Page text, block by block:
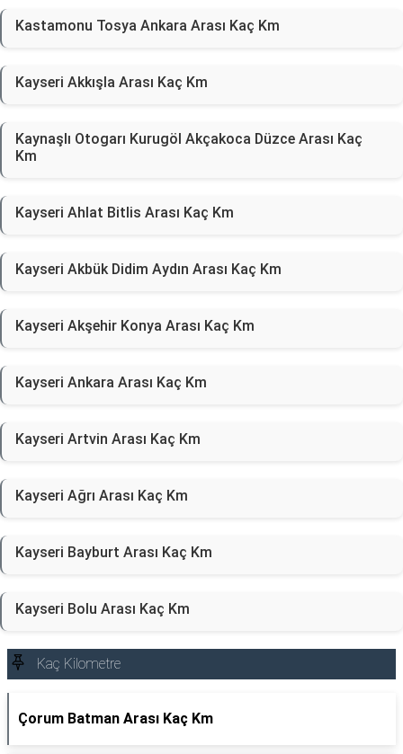
Kastamonu Tosya Ankara Arası Kaç Km
Kayseri Akkışla Arası Kaç Km
Kaynaşlı Otogarı Kurugöl Akçakoca Düzce Arası Kaç
Km
Kayseri Ahlat Bitlis Arası Kaç Km
Kayseri Akbük Didim Aydın Arası Kaç Km
Kayseri Akşehir Konya Arası Kaç Km
Kayseri Ankara Arası Kaç Km
Kayseri Artvin Arası Kaç Km
Kayseri Ağrı Arası Kaç Km
Kayseri Bayburt Arası Kaç Km
Kayseri Bolu Arası Kaç Km
Kaç Kilometre
Çorum Batman Arası Kaç Km